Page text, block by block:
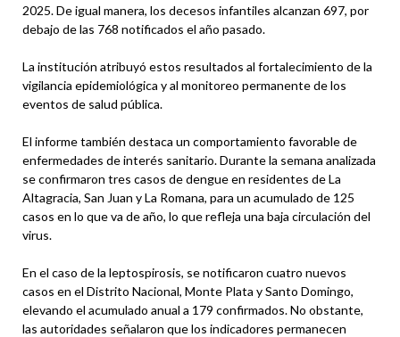
2025. De igual manera, los decesos infantiles alcanzan 697, por
debajo de las 768 notificados el año pasado.
La institución atribuyó estos resultados al fortalecimiento de la
vigilancia epidemiológica y al monitoreo permanente de los
eventos de salud pública.
El informe también destaca un comportamiento favorable de
enfermedades de interés sanitario. Durante la semana analizada
se confirmaron tres casos de dengue en residentes de La
Altagracia, San Juan y La Romana, para un acumulado de 125
casos en lo que va de año, lo que refleja una baja circulación del
virus.
En el caso de la leptospirosis, se notificaron cuatro nuevos
casos en el Distrito Nacional, Monte Plata y Santo Domingo,
elevando el acumulado anual a 179 confirmados. No obstante,
las autoridades señalaron que los indicadores permanecen